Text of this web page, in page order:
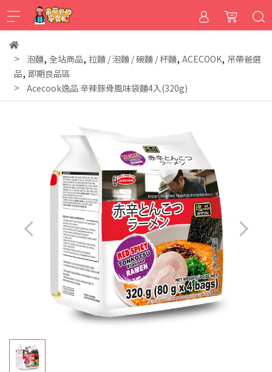
泡麵, 全站商品, 拉麵 / 泡麵 / 碗麵 / 杯麵, ACECOOK, 吊帶爸選
品, 即期良品區
Acecook逸品 辛辣豚骨風味袋麵4入(320g)